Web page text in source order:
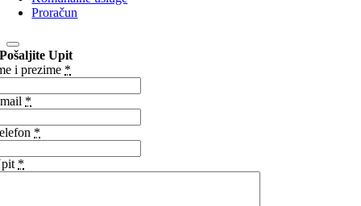
Proračun
Pošaljite Upit
i prezime *
*
*
*